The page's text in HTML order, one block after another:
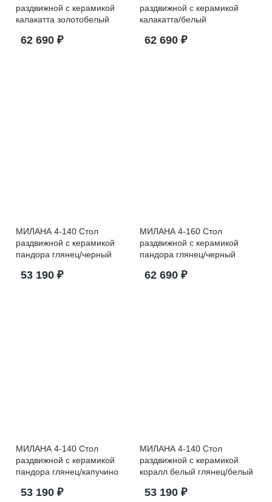
раздвижной с керамикой
калакатта золотобелый
62 690 ₽
раздвижной с керамикой
калакатта/белый
62 690 ₽
МИЛАНА 4-140 Стол
раздвижной с керамикой
пандора глянец/черный
53 190 ₽
МИЛАНА 4-160 Стол
раздвижной с керамикой
пандора глянец/черный
62 690 ₽
МИЛАНА 4-140 Стол
раздвижной с керамикой
пандора глянец/капучино
53 190 ₽
МИЛАНА 4-140 Стол
раздвижной с керамикой
коралл белый глянец/белый
53 190 ₽